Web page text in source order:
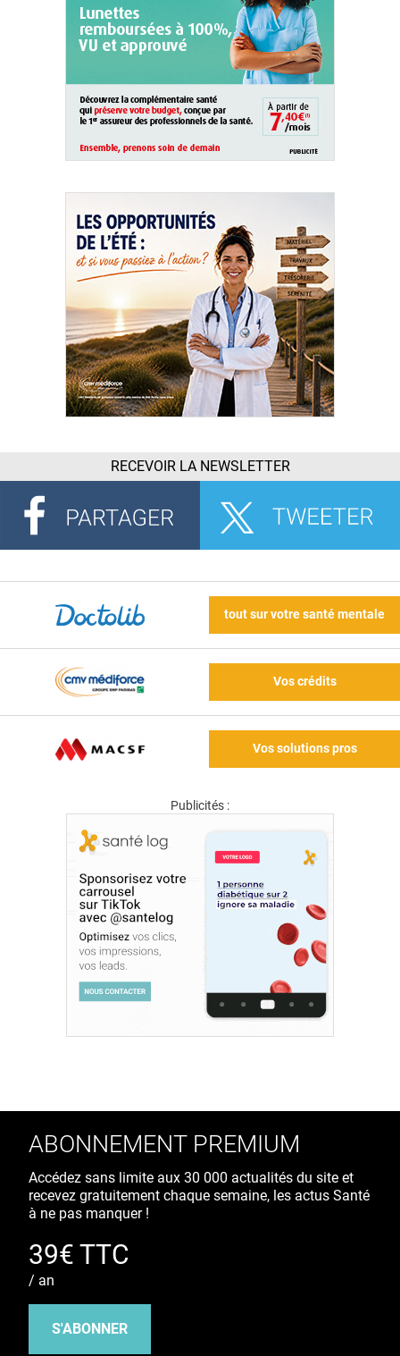
RECEVOIR LA NEWSLETTER
tout sur votre santé mentale
Vos crédits
Vos solutions pros
Publicités :
ABONNEMENT PREMIUM
Accédez sans limite aux 30 000 actualités du site et
recevez gratuitement chaque semaine, les actus Santé
à ne pas manquer !
39€ TTC
/ an
S'ABONNER